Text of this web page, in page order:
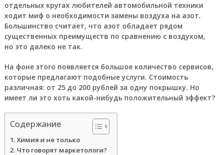
отдельных кругах любителей автомобильной техники
ходит миф о необходимости замены воздуха на азот.
Большинство считает, что азот обладает рядом
существенных преимуществ по сравнению с воздухом,
но это далеко не так.
На фоне этого появляется большое количество сервисов,
которые предлагают подобные услуги. Стоимость
различная: от 25 до 200 рублей за одну покрышку. Но
имеет ли это хоть какой-нибудь положительный эффект?
Содержание
Химия и не только
Что говорят маркетологи?